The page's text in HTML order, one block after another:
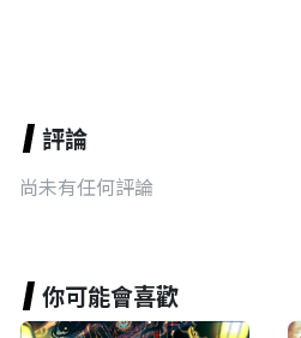
評論
尚未有任何評論
你可能會喜歡